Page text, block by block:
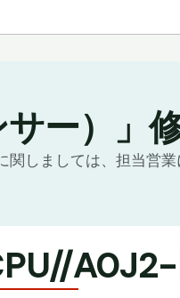
ー）」
しましては、担当営業